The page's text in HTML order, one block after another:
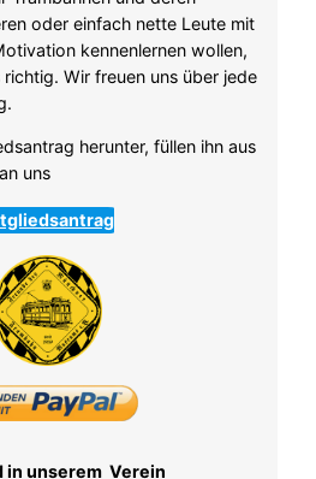
oder einfach nette Leute mit
kennenlernen wollen,
Wir freuen uns über jede
herunter, füllen ihn aus
uns
in unserem Verein